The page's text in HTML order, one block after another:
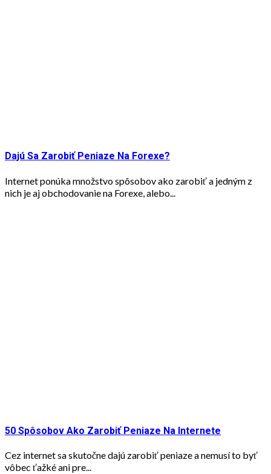
Dajú Sa Zarobiť Peniaze Na Forexe?
Internet ponúka množstvo spôsobov ako zarobiť a jedným z
nich je aj obchodovanie na Forexe, alebo...
50 Spôsobov Ako Zarobiť Peniaze Na Internete
Cez internet sa skutočne dajú zarobiť peniaze a nemusí to byť
vôbec ťažké ani pre...